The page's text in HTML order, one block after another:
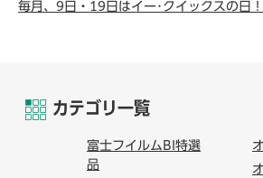
毎月、9日・19日はイー･クイックスの日！
カテゴリ一覧
富士フイルムBI特選
品